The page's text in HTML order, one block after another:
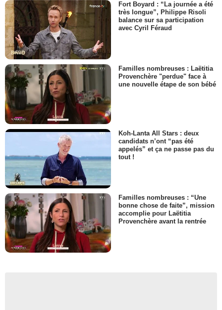
Fort Boyard : “La journée a été
très longue”, Philippe Risoli
balance sur sa participation
avec Cyril Féraud
Familles nombreuses : Laëtitia
Provenchère "perdue" face à
une nouvelle étape de son bébé
Koh-Lanta All Stars : deux
candidats n’ont “pas été
appelés” et ça ne passe pas du
tout !
Familles nombreuses : “Une
bonne chose de faite”, mission
accomplie pour Laëtitia
Provenchère avant la rentrée